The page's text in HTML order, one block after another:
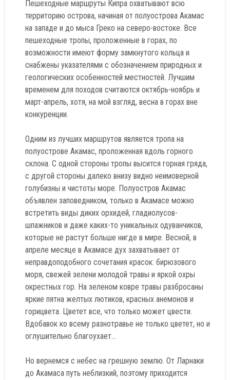
Пешеходные маршруты Кипра охватывают всю
территорию острова, начиная от полуострова Акамас
на западе и до мыса Греко на северо-востоке. Все
пешеходные тропы, проложенные в горах, по
возможности имеют форму замкнутого кольца и
снабжены указателями с обозначением природных и
геологических особенностей местностей. Лучшим
временем для походов считаются октябрь-ноябрь и
март-апрель, хотя, на мой взгляд, весна в горах вне
конкуренции.
Одним из лучших маршрутов является тропа на
полуострове Акамас, проложенная вдоль горного
склона. С одной стороны тропы высится горная гряда,
с другой стороны далеко внизу видно неимоверной
голубизны и чистоты море. Полуостров Акамас
объявлен заповедником, только в Акамасе можно
встретить виды диких орхидей, гладиолусов-
шпажников и даже каких-то уникальных одуванчиков,
которые не растут больше нигде в мире. Весной, в
апреле месяце в Акамасе дух захватывает от
неправдоподобного сочетания красок: бирюзового
моря, свежей зелени молодой травы и яркой охры
окрестных гор. На зеленом ковре травы разбросаны
яркие пятна желтых лютиков, красных анемонов и
горицвета. Цветет все, что только может цвести.
Вдобавок ко всему разнотравье не только цветет, но и
оглушительно благоухает...
Но вернемся с небес на грешную землю. От Ларнаки
до Акамаса путь неблизкий, поэтому приходится